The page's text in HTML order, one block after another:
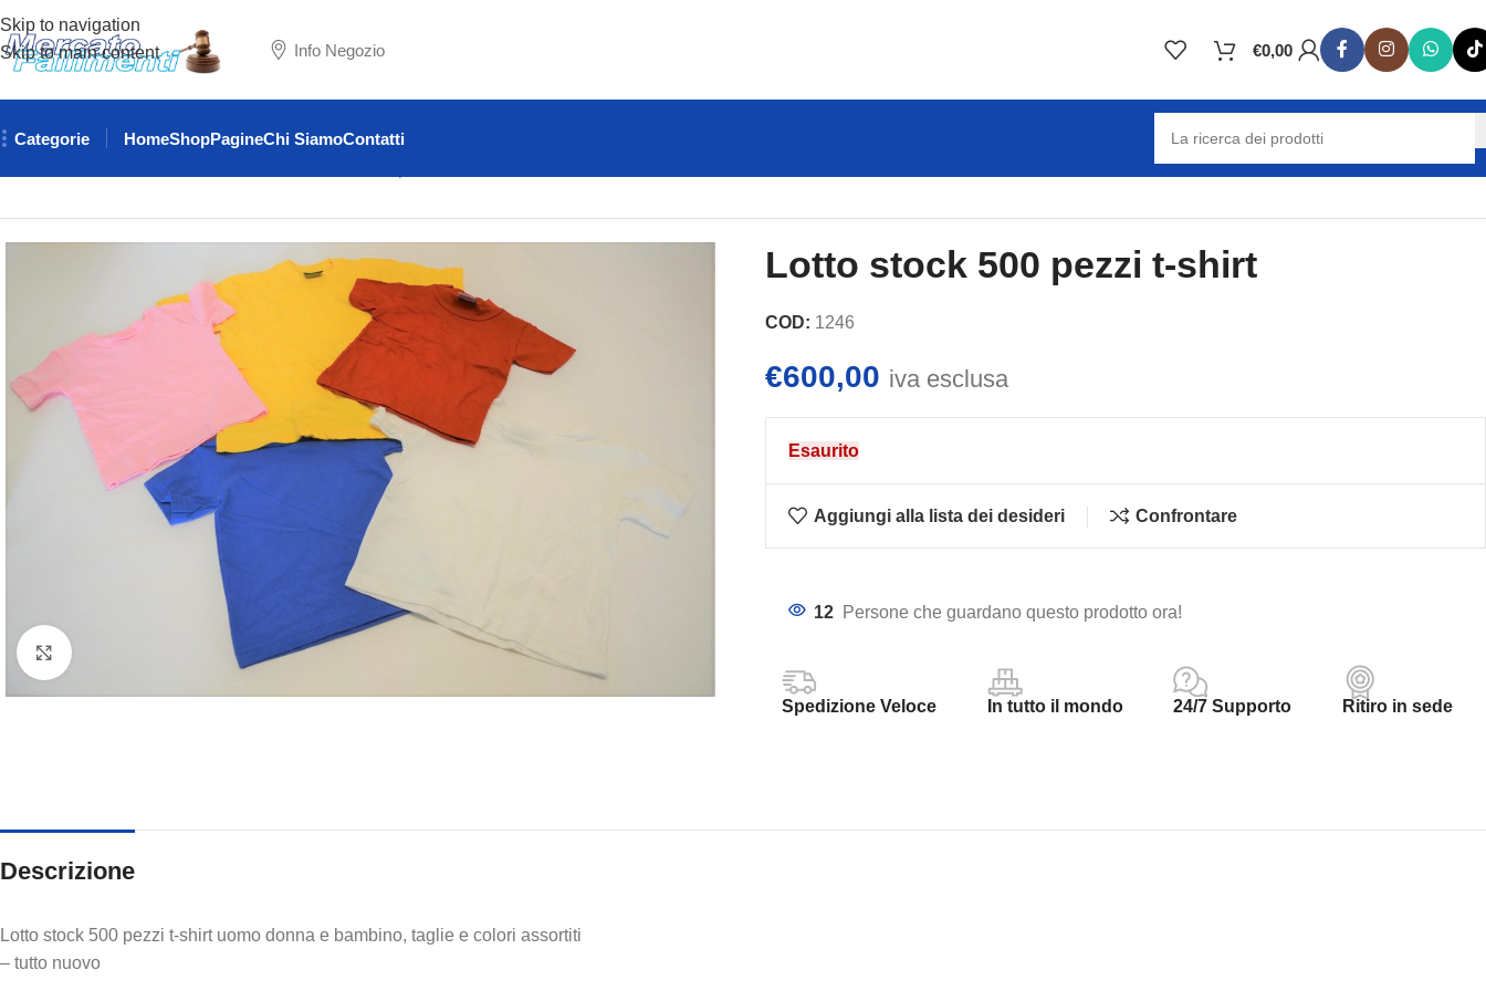
Skip to navigation
Skip to main content
Info Negozio €0,00
Categorie HomeShopPagineChi SiamoContatti
Lotto stock 500 pezzi t-shirt
COD: 1246
€600,00 iva esclusa
Esaurito
Aggiungi alla lista dei desideri Confrontare
12 Persone che guardano questo prodotto ora!
Spedizione Veloce In tutto il mondo 24/7 Supporto Ritiro in sede
Descrizione
Lotto stock 500 pezzi t-shirt uomo donna e bambino, taglie e colori assortiti
– tutto nuovo